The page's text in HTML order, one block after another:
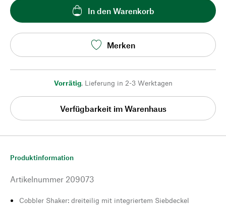
In den Warenkorb
Merken
Vorrätig, Lieferung in 2-3 Werktagen
Verfügbarkeit im Warenhaus
Produktinformation
Artikelnummer 209073
Cobbler Shaker: dreiteilig mit integriertem Siebdeckel